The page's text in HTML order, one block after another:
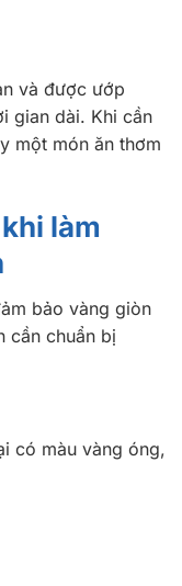
và được ướp
gian dài. Khi cần
một món ăn thơm
làm
bảo vàng giòn
cần chuẩn bị
có màu vàng óng,